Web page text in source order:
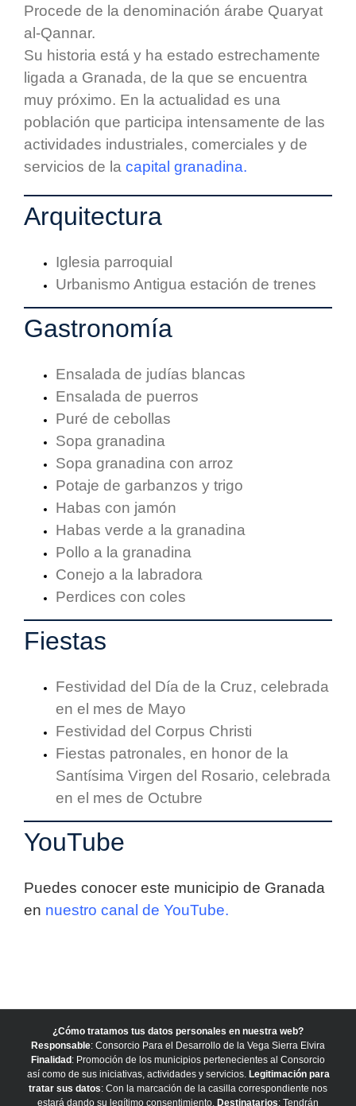
Procede de la denominación árabe Quaryat
al-Qannar.
Su historia está y ha estado estrechamente
ligada a Granada, de la que se encuentra
muy próximo. En la actualidad es una
población que participa intensamente de las
actividades industriales, comerciales y de
servicios de la capital granadina.
Arquitectura
Iglesia parroquial
Urbanismo Antigua estación de trenes
Gastronomía
Ensalada de judías blancas
Ensalada de puerros
Puré de cebollas
Sopa granadina
Sopa granadina con arroz
Potaje de garbanzos y trigo
Habas con jamón
Habas verde a la granadina
Pollo a la granadina
Conejo a la labradora
Perdices con coles
Fiestas
Festividad del Día de la Cruz, celebrada
en el mes de Mayo
Festividad del Corpus Christi
Fiestas patronales, en honor de la
Santísima Virgen del Rosario, celebrada
en el mes de Octubre
YouTube
Puedes conocer este municipio de Granada
en nuestro canal de YouTube.
¿Cómo tratamos tus datos personales en nuestra web?
Responsable: Consorcio Para el Desarrollo de la Vega Sierra Elvira
Finalidad : Promoción de los municipios pertenecientes al Consorcio
así como de sus iniciativas, actividades y servicios. Legitimación para
tratar sus datos: Con la marcación de la casilla correspondiente nos
estará dando su legítimo consentimiento. Destinatarios: Tendrán